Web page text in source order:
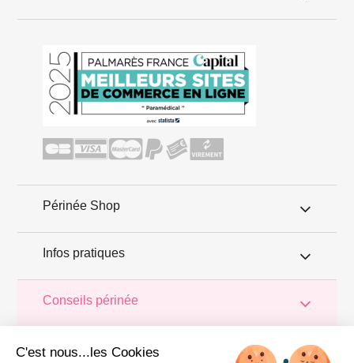
Périnée Shop
Infos pratiques
Conseils périnée
est précieux ! Il est donc primordial d'entretenir,
de
muscler et de rééduquer le plancher pelvienpour éviter les
C'est nous...les Cookies